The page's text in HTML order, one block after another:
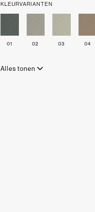
KLEURVARIANTEN
01 02 03 04
Alles tonen